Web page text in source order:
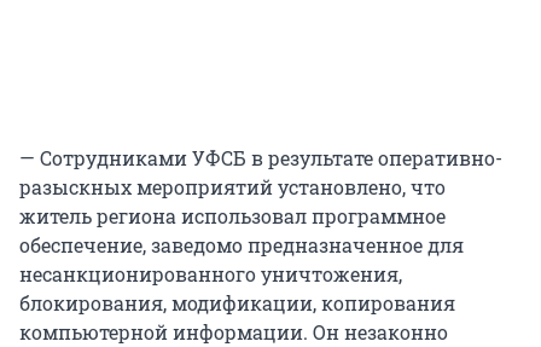
— Сотрудниками УФСБ в результате оперативно-
разыскных мероприятий установлено, что
житель региона использовал программное
обеспечение, заведомо предназначенное для
несанкционированного уничтожения,
блокирования, модификации, копирования
компьютерной информации. Он незаконно